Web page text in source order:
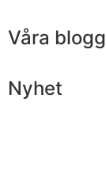
Våra
Nyhet